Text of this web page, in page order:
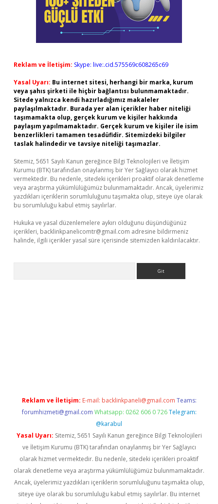
Reklam ve İletişim: Skype: live:.cid.575569c608265c69
Yasal Uyarı: Bu internet sitesi, herhangi bir marka, kurum
veya şahıs şirketi ile hiçbir bağlantısı bulunmamaktadır.
Sitede yalnızca kendi hazırladığımız makaleler
paylaşılmaktadır. Burada yer alan içerikler haber niteliği
taşımamakta olup, gerçek kurum ve kişiler hakkında
paylaşım yapılmamaktadır. Gerçek kurum ve kişiler ile isim
benzerlikleri tamamen tesadüfidir. Sitemizdeki bilgiler
taslak halindedir ve tavsiye niteliği taşımazlar.
Sitemiz, 5651 Sayılı Kanun gereğince Bilgi Teknolojileri ve İletişim
Kurumu (BTK) tarafından onaylanmış bir Yer Sağlayıcı olarak hizmet
vermektedir. Bu nedenle, sitedeki içerikleri proaktif olarak denetleme
veya araştırma yükümlülüğümüz bulunmamaktadır. Ancak, üyelerimiz
yazdıkları içeriklerin sorumluluğunu taşımakta olup, siteye üye olarak
bu sorumluluğu kabul etmiş sayılırlar.
Hukuka ve yasal düzenlemelere aykırı olduğunu düşündüğünüz
içerikleri, backlinkpanelicomtr@gmail.com adresine bildirmeniz
halinde, ilgili içerikler yasal süre içerisinde sitemizden kaldırılacaktır.
Reklam ve İletişim: E-mail: backlinkpaneli@gmail.com Teams:
forumhizmeti@gmail.com Whatsapp: 0262 606 0 726 Telegram:
@karabul
Yasal Uyarı: Sitemiz, 5651 Sayılı Kanun gereğince Bilgi Teknolojileri
ve İletişim Kurumu (BTK) tarafından onaylanmış bir Yer Sağlayıcı
olarak hizmet vermektedir. Bu nedenle, sitedeki içerikleri proaktif
olarak denetleme veya araştırma yükümlülüğümüz bulunmamaktadır.
Ancak, üyelerimiz yazdıkları içeriklerin sorumluluğunu taşımakta olup,
siteye üye olarak bu sorumluluğu kabul etmiş sayılırlar. Bu internet